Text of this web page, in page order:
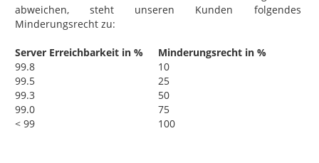
abweichen, steht unseren Kunden folgendes
Minderungsrecht zu:
Server Erreichbarkeit in %
Minderungsrecht in %
99.8
10
99.5
25
99.3
50
99.0
75
< 99
100